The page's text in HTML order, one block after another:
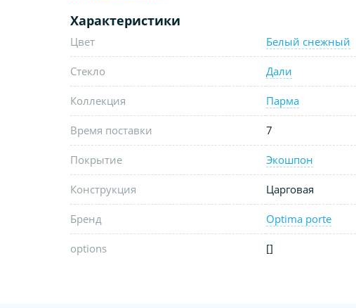
Характеристики
Цвет Белый снежный
Стекло Дали
Коллекция Парма
Время поставки 7
Покрытие Экошпон
Конструкция Царговая
Бренд Optima porte
options []